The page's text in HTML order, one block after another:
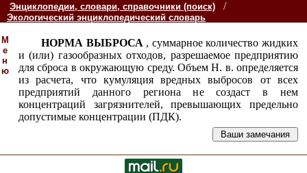
Энциклопедии, словари, справочники (поиск) /
Экологический энциклопедический словарь
М
е
н
ю
НОРМА ВЫБРОСА , суммарное количество жидких
и (или) газообразных отходов, разрешаемое предприятию
для сброса в окружающую среду. Объем Н. в. определяется
из расчета, что кумуляция вредных выбросов от всех
предприятий данного региона не создаст в нем
концентраций загрязнителей, превышающих предельно
допустимые концентрации (ПДК).